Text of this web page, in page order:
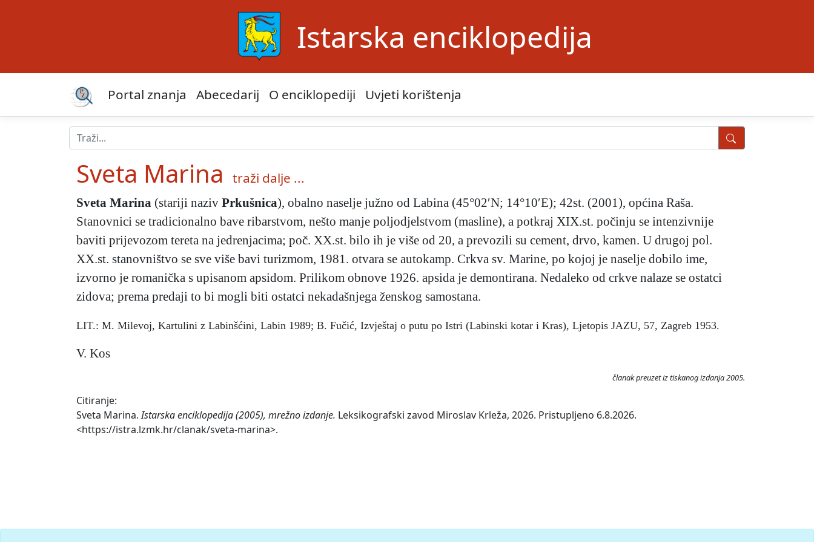
Istarska enciklopedija
Portal znanja Abecedarij O enciklopediji Uvjeti korištenja
Sveta Marina traži dalje ...
Sveta Marina (stariji naziv Prkušnica), obalno naselje južno od Labina (45°02′N; 14°10′E); 42st. (2001), općina Raša.
Stanovnici se tradicionalno bave ribarstvom, nešto manje poljodjelstvom (masline), a potkraj XIX.st. počinju se intenzivnije
baviti prijevozom tereta na jedrenjacima; poč. XX.st. bilo ih je više od 20, a prevozili su cement, drvo, kamen. U drugoj pol.
XX.st. stanovništvo se sve više bavi turizmom, 1981. otvara se autokamp. Crkva sv. Marine, po kojoj je naselje dobilo ime,
izvorno je romanička s upisanom apsidom. Prilikom obnove 1926. apsida je demontirana. Nedaleko od crkve nalaze se ostatci
zidova; prema predaji to bi mogli biti ostatci nekadašnjega ženskog samostana.
LIT.: M. Milevoj, Kartulini z Labinšćini, Labin 1989; B. Fučić, Izvještaj o putu po Istri (Labinski kotar i Kras), Ljetopis JAZU, 57, Zagreb 1953.
V. Kos
članak preuzet iz tiskanog izdanja 2005.
Citiranje:
Sveta Marina.Istarska enciklopedija (2005), mrežno izdanje. Leksikografski zavod Miroslav Krleža, 2026. Pristupljeno 6.8.2026.
<https://istra.lzmk.hr/clanak/sveta-marina>.